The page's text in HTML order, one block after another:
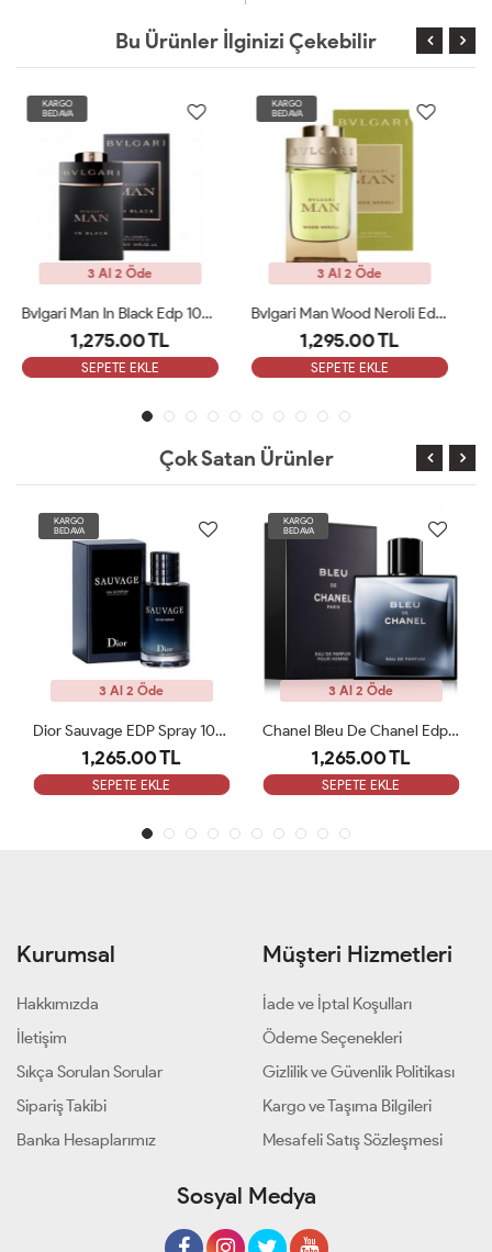
Bu Ürünler İlginizi Çekebilir
KARGO
BEDAVA
3 Al 2 Öde
1,295.00 TL
SEPETE EKLE
KARGO
BEDAVA
3 Al 2 Öde
1,350.00 TL
SEPETE EKLE
Çok Satan Ürünler
KARGO
BEDAVA
3 Al 2 Öde
Chanel Bleu De Chanel Edp 100 Ml ARC
1,265.00 TL
SEPETE EKLE
KARGO
BEDAVA
3 Al 2 Öde
Dior Fahrenheit 100 Ml EDT Erkek Parfüm ARC
1,265.00 TL
SEPETE EKLE
Kurumsal
Hakkımızda
İletişim
Sıkça Sorulan Sorular
Sipariş Takibi
Banka Hesaplarımız
Müşteri Hizmetleri
İade ve İptal Koşulları
Ödeme Seçenekleri
Gizlilik ve Güvenlik Politikası
Kargo ve Taşıma Bilgileri
Mesafeli Satış Sözleşmesi
Sosyal Medya